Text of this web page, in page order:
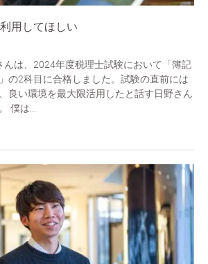
用してほしい
んは、2024年度税理士試験において「簿記
の2科目に合格しました。試験の直前には
良い環境を最大限活用したと話す日野さん
僕は...